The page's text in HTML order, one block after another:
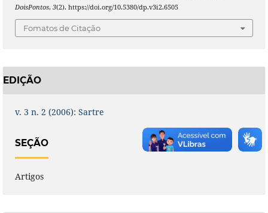
DoisPontos, 3(2). https://doi.org/10.5380/dp.v3i2.6505
Fomatos de Citação
EDIÇÃO
v. 3 n. 2 (2006): Sartre
SEÇÃO
Artigos